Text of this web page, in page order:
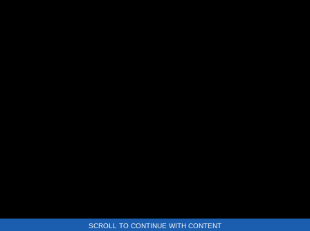
SCROLL TO CONTINUE WITH CONTENT